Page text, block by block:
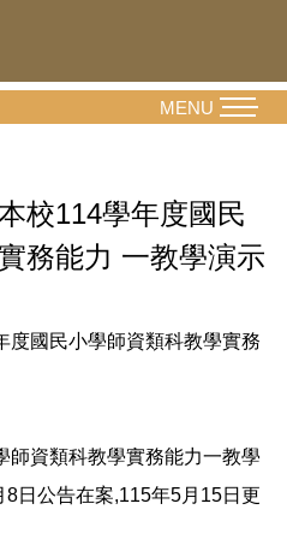
MENU
校114學年度國民
務能力 一教學演示
度國民小學師資類科教學實務
師資類科教學實務能力一教學
日公告在案,115年5月15日更